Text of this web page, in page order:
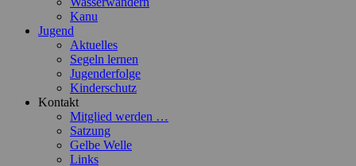
Kanu
Jugend
Aktuelles
Segeln lernen
Jugenderfolge
Kinderschutz
Kontakt
Mitglied werden …
Satzung
Gelbe Welle
Links